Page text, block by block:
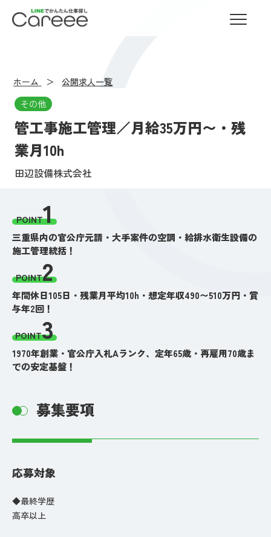
LINEでかんたん仕事探し Careee
ホーム
公開求人一覧
その他
管工事施工管理／月給35万円〜・残
業月10h
田辺設備株式会社
POINT1
三重県内の官公庁元請・大手案件の空調・給排水衛生設備の
施工管理統括！
POINT2
年間休日105日・残業月平均10h・想定年収490〜510万円・賞
与年2回！
POINT3
1970年創業・官公庁入札Aランク、定年65歳・再雇用70歳ま
での安定基盤！
募集要項
応募対象
◆最終学歴
高卒以上